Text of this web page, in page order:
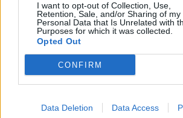
I want to opt-out of Collection, Use,
Retention, Sale, and/or Sharing of my
Personal Data that Is Unrelated with
Purposes for which it was collected.
Opted Out
CONFIRM
Data Deletion Data Access
Una partita fatta di alti e bassi che
suo apice al momento del rigore
Determinante. Vale una stagione.